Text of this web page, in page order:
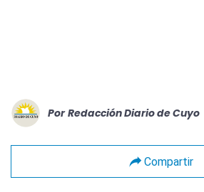
Por Redacción Diario de Cuyo
Compartir